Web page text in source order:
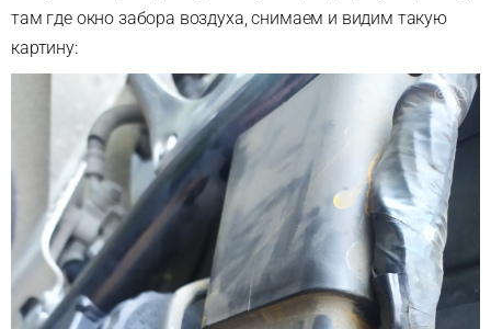
там где окно забора воздуха, снимаем и видим такую
картину: